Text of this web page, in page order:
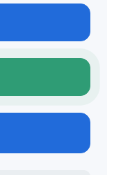
не включается?